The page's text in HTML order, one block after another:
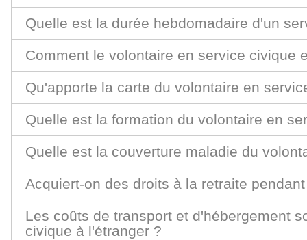
Quelle est la durée hebdomadaire d'un
Comment le volontaire en service civique
Qu'apporte la carte du volontaire en
Quelle est la formation du volontaire en
Quelle est la couverture maladie du
Acquiert-on des droits à la retraite
Les coûts de transport et d'hébergement
civique à l'étranger ?